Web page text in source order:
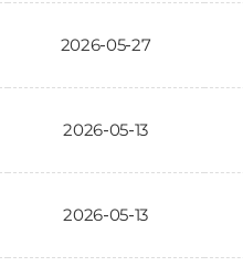
2026-05-27
2026-05-13
2026-05-13